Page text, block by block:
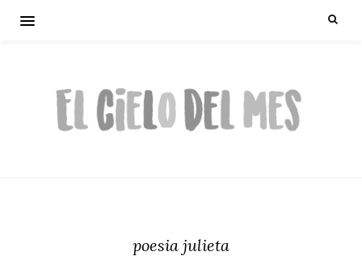
poesia julieta